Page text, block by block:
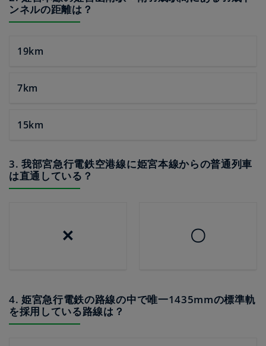
ンネルの距離は？
19km
7km
15km
3. 我部宮急行電鉄空港線に姫宮本線からの普通列車
は直通している？
✕ 〇
4. 姫宮急行電鉄の路線の中で唯一1435mmの標準軌
を採用している路線は？